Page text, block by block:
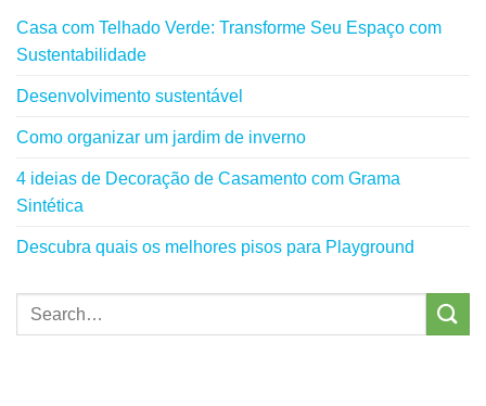
Casa com Telhado Verde: Transforme Seu Espaço com
Sustentabilidade
Desenvolvimento sustentável
Como organizar um jardim de inverno
4 ideias de Decoração de Casamento com Grama
Sintética
Descubra quais os melhores pisos para Playground